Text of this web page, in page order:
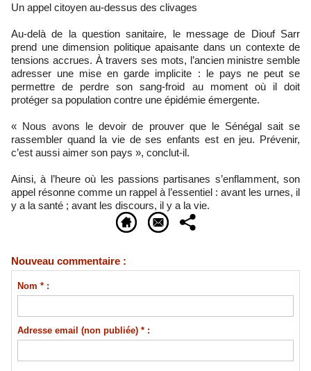
Un appel citoyen au-dessus des clivages
Au-delà de la question sanitaire, le message de Diouf Sarr
prend une dimension politique apaisante dans un contexte de
tensions accrues. À travers ses mots, l’ancien ministre semble
adresser une mise en garde implicite : le pays ne peut se
permettre de perdre son sang-froid au moment où il doit
protéger sa population contre une épidémie émergente.
« Nous avons le devoir de prouver que le Sénégal sait se
rassembler quand la vie de ses enfants est en jeu. Prévenir,
c’est aussi aimer son pays », conclut-il.
Ainsi, à l’heure où les passions partisanes s’enflamment, son
appel résonne comme un rappel à l’essentiel : avant les urnes, il
y a la santé ; avant les discours, il y a la vie.
Nouveau commentaire :
Nom * :
Adresse email (non publiée) * :